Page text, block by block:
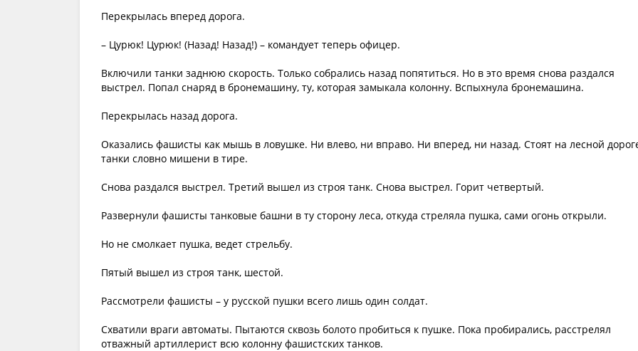
Перекрылась вперед дорога.
– Цурюк! Цурюк! (Назад! Назад!) – командует теперь офицер.
Включили танки заднюю скорость. Только собрались назад попятиться. Но в это время снова раздался
выстрел. Попал снаряд в бронемашину, ту, которая замыкала колонну. Вспыхнула бронемашина.
Перекрылась назад дорога.
Оказались фашисты как мышь в ловушке. Ни влево, ни вправо. Ни вперед, ни назад. Стоят на лесной
танки словно мишени в тире.
Снова раздался выстрел. Третий вышел из строя танк. Снова выстрел. Горит четвертый.
Развернули фашисты танковые башни в ту сторону леса, откуда стреляла пушка, сами огонь открыли.
Но не смолкает пушка, ведет стрельбу.
Пятый вышел из строя танк, шестой.
Рассмотрели фашисты – у русской пушки всего лишь один солдат.
Схватили враги автоматы. Пытаются сквозь болото пробиться к пушке. Пока пробирались, расстрелял
отважный артиллерист всю колонну фашистских танков.